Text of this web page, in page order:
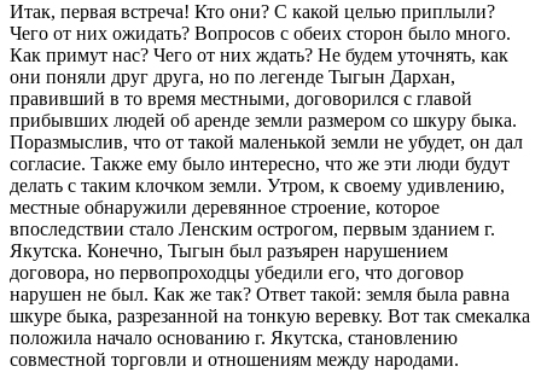
Итак, первая встреча! Кто они? С какой целью приплыли?
Чего от них ожидать? Вопросов с обеих сторон было много.
Как примут нас? Чего от них ждать? Не будем уточнять, как
они поняли друг друга, но по легенде Тыгын Дархан,
правивший в то время местными, договорился с главой
прибывших людей об аренде земли размером со шкуру быка.
Поразмыслив, что от такой маленькой земли не убудет, он дал
согласие. Также ему было интересно, что же эти люди будут
делать с таким клочком земли. Утром, к своему удивлению,
местные обнаружили деревянное строение, которое
впоследствии стало Ленским острогом, первым зданием г.
Якутска. Конечно, Тыгын был разъярен нарушением
договора, но первопроходцы убедили его, что договор
нарушен не был. Как же так? Ответ такой: земля была равна
шкуре быка, разрезанной на тонкую веревку. Вот так смекалка
положила начало основанию г. Якутска, становлению
совместной торговли и отношениям между народами.